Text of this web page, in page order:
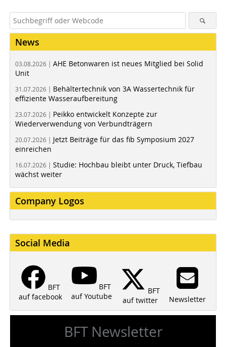
News
03.08.2026 | AHE Betonwaren ist neues Mitglied bei Solid
Unit
31.07.2026 | Behältertechnik von 3A Wassertechnik für
effiziente Wasseraufbereitung
23.07.2026 | Peikko entwickelt Konzepte zur
Wiederverwendung von Verbundträgern
20.07.2026 | Jetzt Beiträge für das fib Symposium 2027
einreichen
16.07.2026 | Studie: Hochbau bleibt unter Druck, Tiefbau
wächst weiter
Company Logos
Social Media
BFT
auf facebook
BFT
auf Youtube
BFT
auf twitter
Newsletter
BFT Newsletter